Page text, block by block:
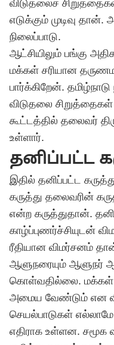
விடுதலைச்
எடுக்கும் முடிவு தான்.
நிலைப்பாடு.
ஆட்சியிலும் பங்கு
மக்கள் சரியான
பார்க்கிறேன்.
விடுதலை சிறுத்தைகள்
கூட்டத்தில் தலைவர்
உள்ளார்.
தனிப்பட்ட
இதில் தனிப்பட்ட
கருத்து தலைவரின்
என்ற கருத்துதான்.
காழ்ப்புணர்ச்சியுடன்
ரீதியான விமர்சனம்
ஆளுநரையும் ஆளுநர்
கொள்வதில்லை.
அமைய வேண்டும் என
செயல்பாடுகள் எல்லாமே
எதிராக உள்ளன. சமூக